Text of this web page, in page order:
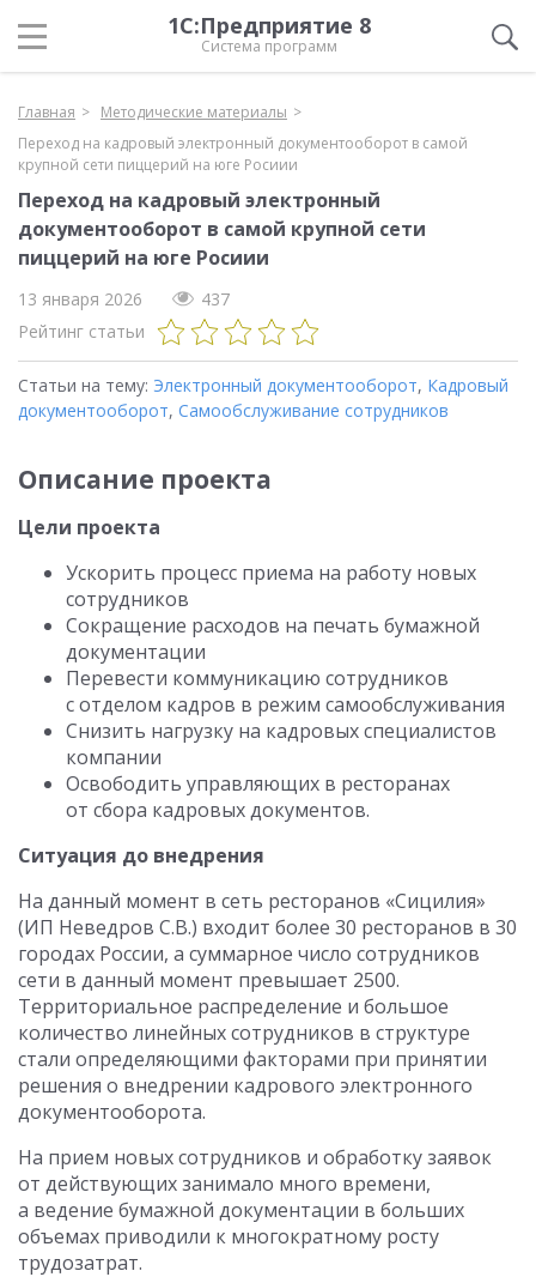
1С:Предприятие 8
Система программ
Главная
Методические материалы
Переход на кадровый электронный документооборот в самой
крупной сети пиццерий на юге Росиии
Переход на кадровый электронный
документооборот в самой крупной сети
пиццерий на юге Росиии
13 января 2026
437
Рейтинг статьи
Статьи на тему: Электронный документооборот, Кадровый
документооборот, Самообслуживание сотрудников
Описание проекта
Цели проекта
Ускорить процесс приема на работу новых
сотрудников
Сокращение расходов на печать бумажной
документации
Перевести коммуникацию сотрудников
с отделом кадров в режим самообслуживания
Снизить нагрузку на кадровых специалистов
компании
Освободить управляющих в ресторанах
от сбора кадровых документов.
Ситуация до внедрения
На данный момент в сеть ресторанов «Сицилия»
(ИП Неведров С.В.) входит более 30 ресторанов в 30
городах России, а суммарное число сотрудников
сети в данный момент превышает 2500.
Территориальное распределение и большое
количество линейных сотрудников в структуре
стали определяющими факторами при принятии
решения о внедрении кадрового электронного
документооборота.
На прием новых сотрудников и обработку заявок
от действующих занимало много времени,
а ведение бумажной документации в больших
объемах приводили к многократному росту
трудозатрат.